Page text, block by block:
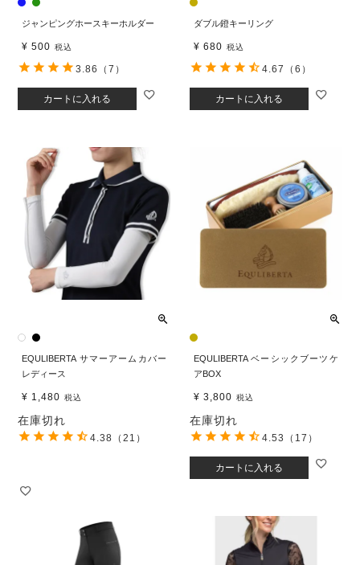
ジャンピングホースキーホルダー
¥ 500 税込
カートに入れる
3.86 （7）
ダブル鐙キーリング
¥ 680 税込
カートに入れる
4.67 （6）
EQULIBERTA サマーアームカバー
レディース
¥ 1,480 税込
在庫切れ
4.38 （21）
EQULIBERTA ベーシックブーツケ
アBOX
¥ 3,800 税込
在庫切れ
カートに入れる
4.53 （17）